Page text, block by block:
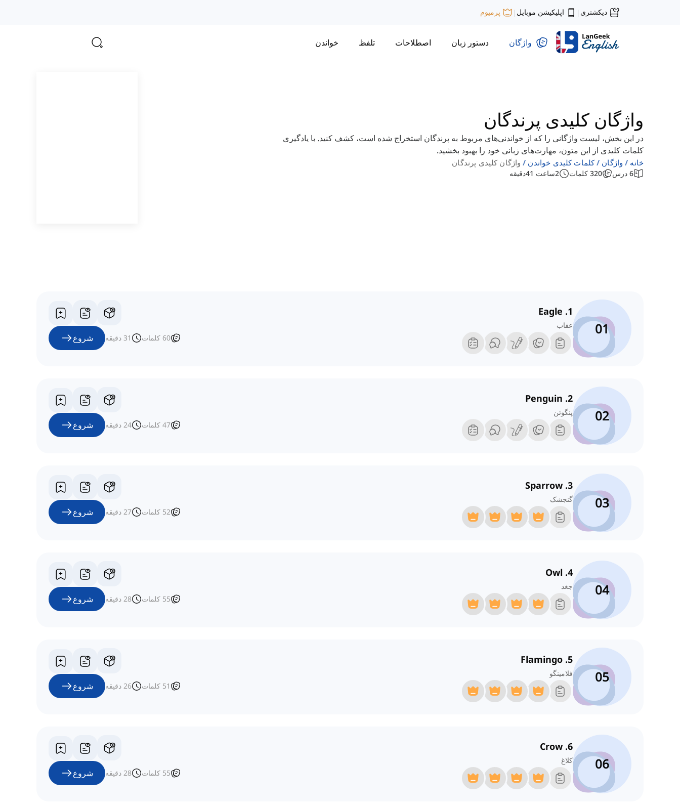
دیکشنری | اپلیکیشن موبایل | پرمیوم
واژگان دستور زبان اصطلاحات تلفظ خواندن
واژگان کلیدی پرندگان
در این بخش، لیست واژگانی را که از خواندنی‌های مربوط به پرندگان استخراج شده است، کشف کنید. با یادگیری
کلمات کلیدی از این متون، مهارت‌های زبانی خود را بهبود بخشید.
خانه واژگان کلمات کلیدی خواندن واژگان کلیدی پرندگان
6 درس 320 کلمات 2ساعت 41دقیقه
01
1. Eagle
عقاب
60 کلمات 31 دقیقه شروع
02
2. Penguin
پنگوئن
47 کلمات 24 دقیقه شروع
03
3. Sparrow
گنجشک
52 کلمات 27 دقیقه شروع
04
4. Owl
جغد
55 کلمات 28 دقیقه شروع
05
5. Flamingo
فلامینگو
51 کلمات 26 دقیقه شروع
06
6. Crow
کلاغ
55 کلمات 28 دقیقه شروع